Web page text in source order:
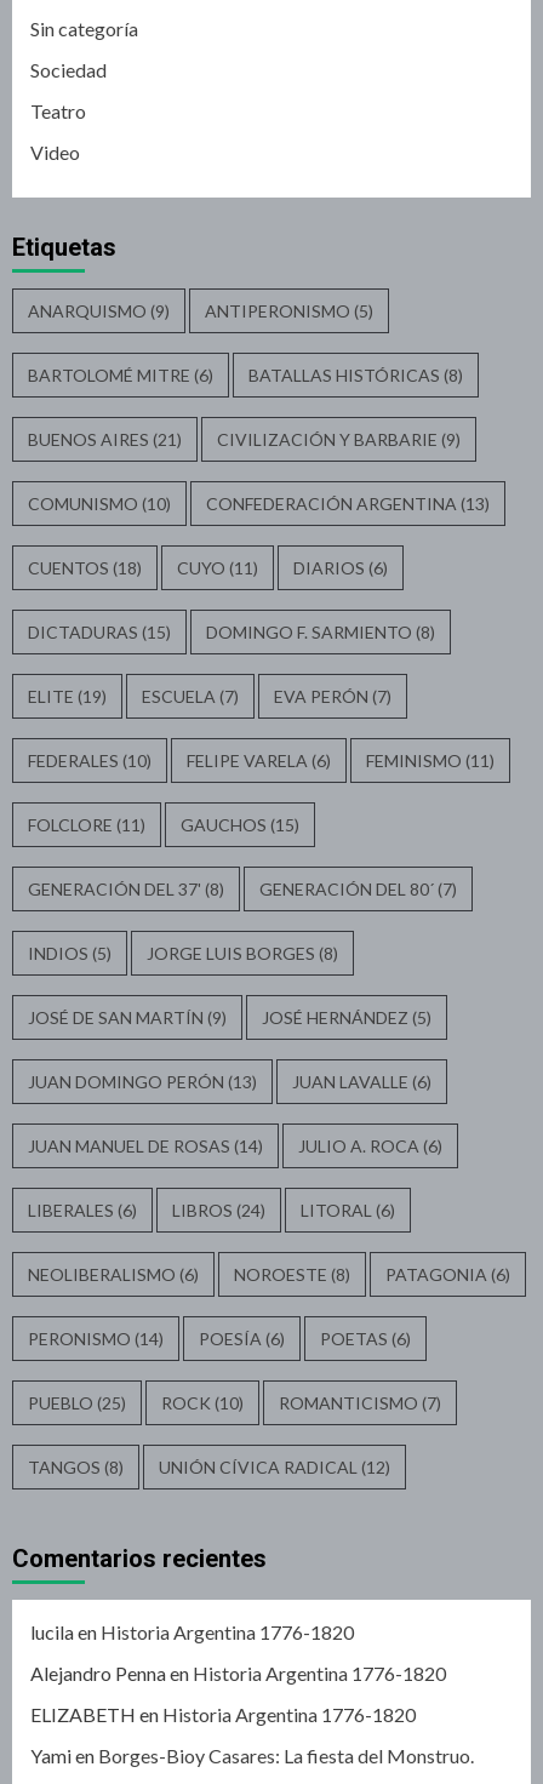
Sin categoría
Sociedad
Teatro
Video
Etiquetas
ANARQUISMO (9) ANTIPERONISMO (5)
BARTOLOMÉ MITRE (6) BATALLAS HISTÓRICAS (8)
BUENOS AIRES (21) CIVILIZACIÓN Y BARBARIE (9)
COMUNISMO (10) CONFEDERACIÓN ARGENTINA (13)
CUENTOS (18) CUYO (11) DIARIOS (6)
DICTADURAS (15) DOMINGO F. SARMIENTO (8)
ELITE (19) ESCUELA (7) EVA PERÓN (7)
FEDERALES (10) FELIPE VARELA (6) FEMINISMO (11)
FOLCLORE (11) GAUCHOS (15)
GENERACIÓN DEL 37' (8) GENERACIÓN DEL 80´(7)
INDIOS (5) JORGE LUIS BORGES (8)
JOSÉ DE SAN MARTÍN (9) JOSÉ HERNÁNDEZ (5)
JUAN DOMINGO PERÓN (13) JUAN LAVALLE (6)
JUAN MANUEL DE ROSAS (14) JULIO A. ROCA (6)
LIBERALES (6) LIBROS (24) LITORAL (6)
NEOLIBERALISMO (6) NOROESTE (8) PATAGONIA (6)
PERONISMO (14) POESÍA (6) POETAS (6)
PUEBLO (25) ROCK (10) ROMANTICISMO (7)
TANGOS (8) UNIÓN CÍVICA RADICAL (12)
Comentarios recientes
lucilaen Historia Argentina 1776-1820
Alejandro Pennaen Historia Argentina 1776-1820
ELIZABETH en Historia Argentina 1776-1820
Yamien Borges-Bioy Casares: La fiesta del Monstruo.